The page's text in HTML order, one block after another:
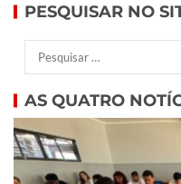
PESQUISAR NO
AS QUATRO